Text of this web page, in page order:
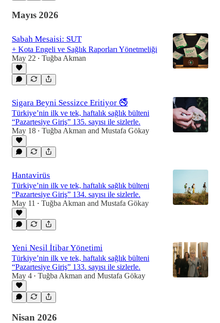
Mayıs 2026
Sabah Mesaisi: SUT
+ Kota Engeli ve Sağlık Raporları Yönetmeliği
May 22 • Tuğba Akman
Sigara Beyni Sessizce Eritiyor 🚭
Türkiye’nin ilk ve tek, haftalık sağlık bülteni
“Pazartesiye Giriş” 135. sayısı ile sizlerle.
May 18 • Tuğba Akman and Mustafa Gökay
Hantavirüs
Türkiye’nin ilk ve tek, haftalık sağlık bülteni
“Pazartesiye Giriş” 134. sayısı ile sizlerle.
May 11
• Tuğba Akman and Mustafa Gökay
Yeni Nesil İtibar Yönetimi
Türkiye’nin ilk ve tek, haftalık sağlık bülteni
“Pazartesiye Giriş” 133. sayısı ile sizlerle.
May 4 • Tuğba Akman and Mustafa Gökay
Nisan 2026